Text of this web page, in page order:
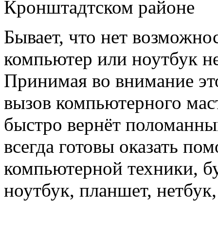
Бывает, что нет
компьютер или ноутбук
Принимая во внимание
вызов компьютерного
быстро вернёт
всегда готовы оказать
компьютерной техники,
ноутбук, планшет,